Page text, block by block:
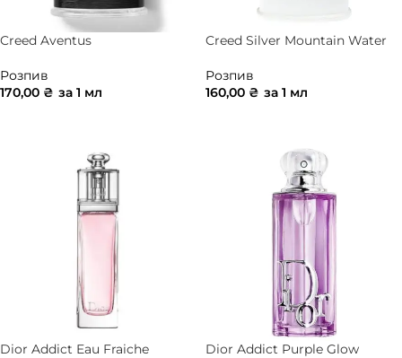
Creed Aventus
Розпив
170,00 ₴ за 1 мл
Creed Silver Mountain Water
Розпив
160,00 ₴ за 1 мл
Dior Addict Eau Fraiche Dior Addict Purple Glow